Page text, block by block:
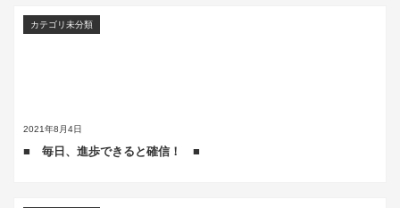
2021年8月4日
カテゴリ未分類
■ 毎日、進歩できると確信！ ■